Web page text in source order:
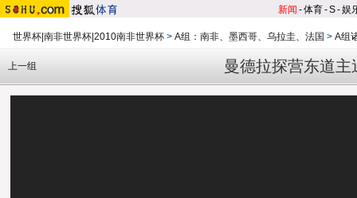
新闻 -体育-S-娱
世界杯|南非世界杯|2010南非世界杯 > A组：南非、墨西哥、乌拉圭、法国 > A组
曼德拉探营东道
上一组